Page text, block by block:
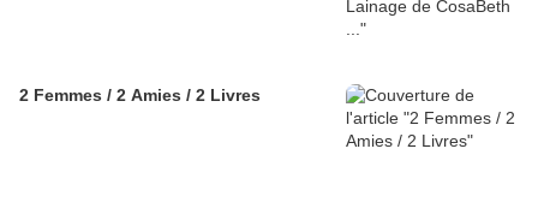
2 Femmes / 2 Amies / 2 Livres